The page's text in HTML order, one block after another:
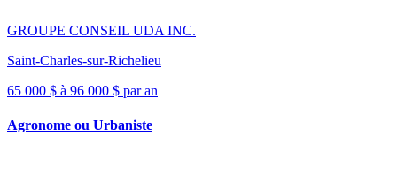
GROUPE CONSEIL UDA INC.
Saint-Charles-sur-Richelieu
65 000 $ à 96 000 $ par an
Agronome ou Urbaniste